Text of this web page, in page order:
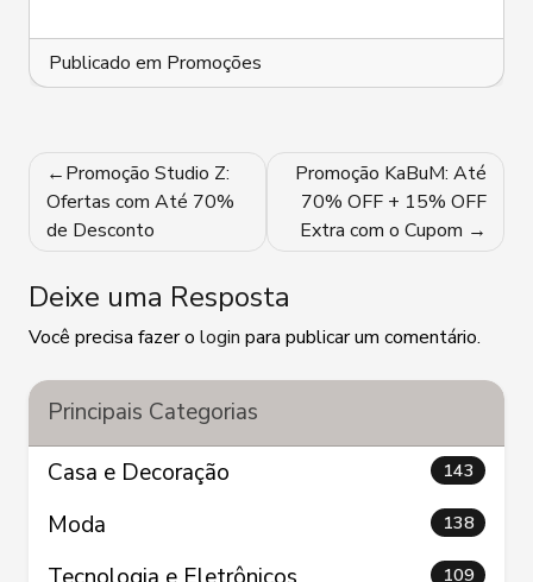
Publicado em Promoções
Navegação
de
Post
Promoção Studio Z:
Ofertas com Até 70%
de Desconto
Promoção KaBuM: Até
70% OFF + 15% OFF
Extra com o Cupom
Deixe uma Resposta
Você precisa fazer o login para publicar um comentário.
Principais Categorias
Casa e Decoração
143
Moda 138
109